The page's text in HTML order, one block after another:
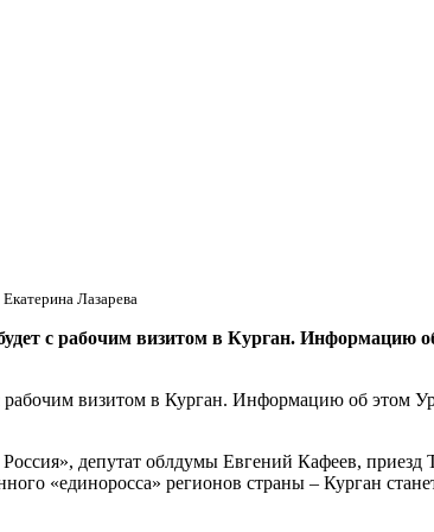
Лазарева
с рабочим визитом в Курган. Информацию
визитом в Курган. Информацию об этом
депутат облдумы Евгений Кафеев, приезд
«единоросса» регионов страны – Курган